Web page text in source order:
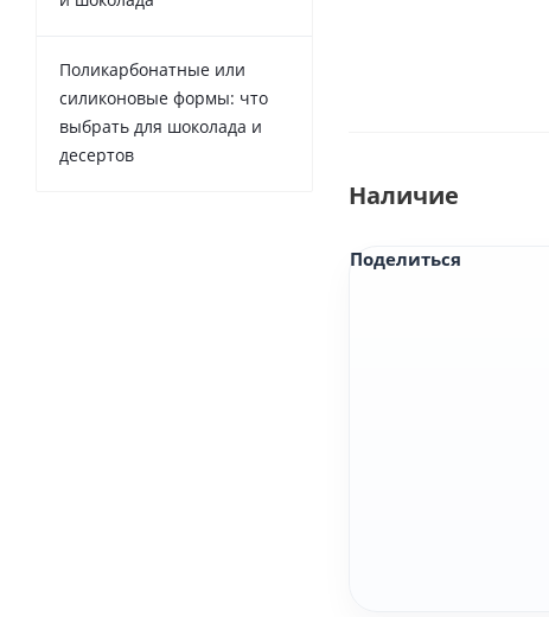
Наличие
Поделиться
Поликарбонатные или
силиконовые формы: что
выбрать для шоколада и
десертов